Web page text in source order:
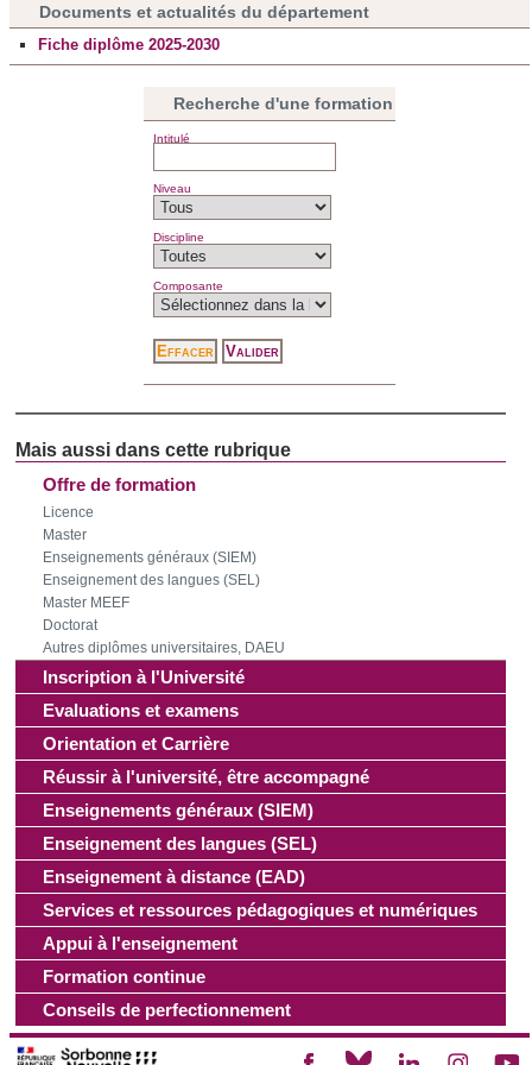
d'autres informations que vous leur avez fournies ou qu'ils
ont collectées lors de votre utilisation de leurs services.
Offre de formation
Licence
Master
Enseignements généraux (SIEM)
Enseignement des langues (SEL)
Master MEEF
Doctorat
Autres diplômes universitaires, DAEU
Inscription à l'Université
Evaluations et examens
Orientation et Carrière
Réussir à l'université, être accompagné
Enseignements généraux (SIEM)
Enseignement des langues (SEL)
Enseignement à distance (EAD)
Services et ressources pédagogiques et numériques
Appui à l'enseignement
Formation continue
Conseils de perfectionnement
Documents et actualités du département
Fiche diplôme 2025-2030
Recherche d'une formation
Intitulé
Niveau
Discipline
Composante